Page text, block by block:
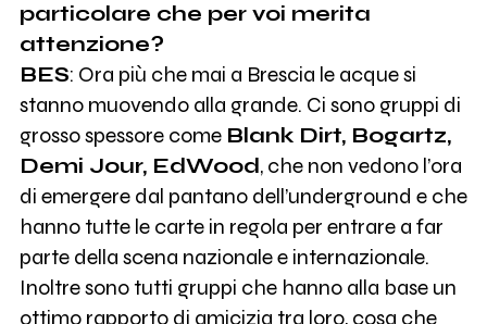
particolare che per voi merita
attenzione?
BES: Ora più che mai a Brescia le acque si
stanno muovendo alla grande. Ci sono gruppi di
grosso spessore come Blank Dirt, Bogartz,
Demi Jour, EdWood, che non vedono l’ora
di emergere dal pantano dell’underground e che
hanno tutte le carte in regola per entrare a far
parte della scena nazionale e internazionale.
Inoltre sono tutti gruppi che hanno alla base un
ottimo rapporto di amicizia tra loro, cosa che